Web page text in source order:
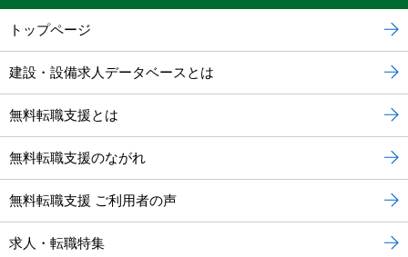
トップページ
建設・設備求人データベースとは
無料転職支援とは
無料転職支援のながれ
無料転職支援 ご利用者の声
求人・転職特集